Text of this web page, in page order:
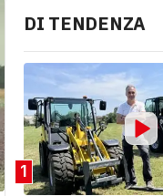
DI TENDENZA
1